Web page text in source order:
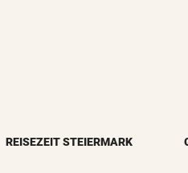
REISEZEIT STEIERMARK